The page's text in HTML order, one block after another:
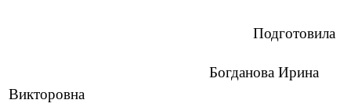
Подготовила
Богданова Ирина
Викторовна